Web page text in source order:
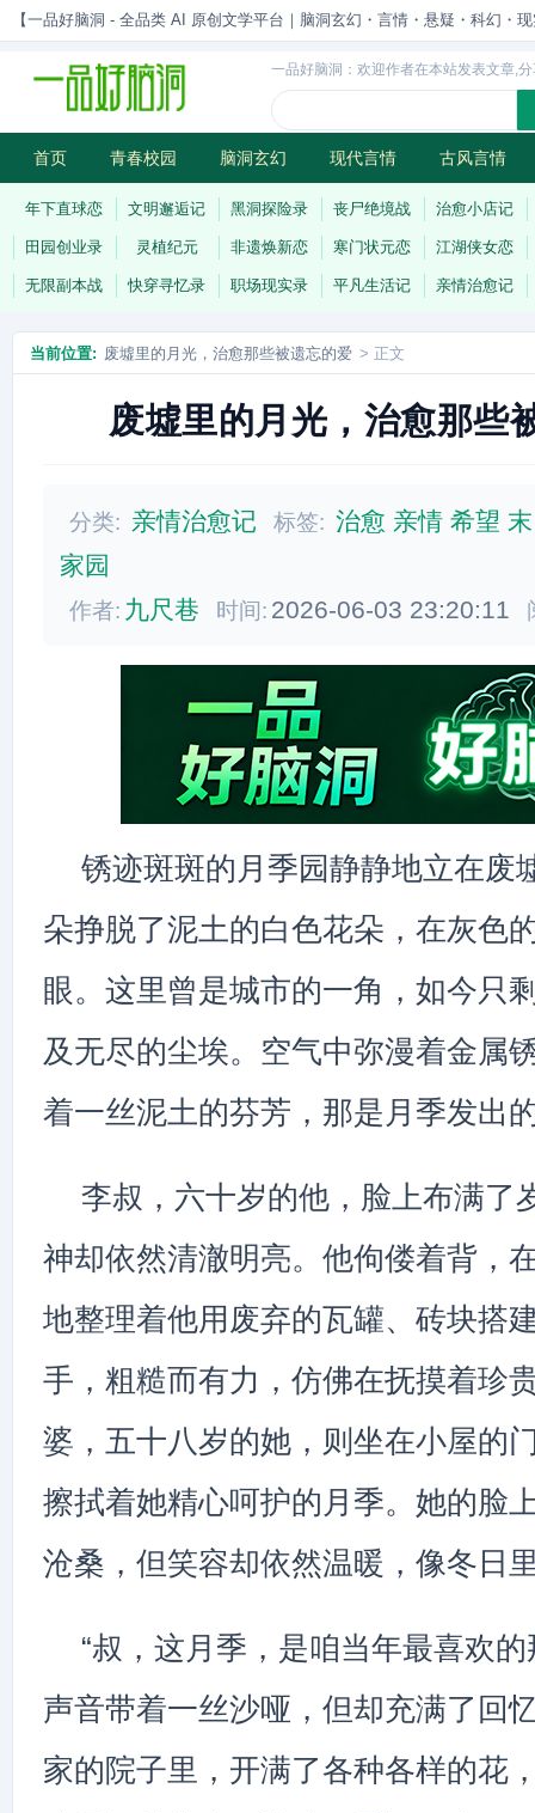
【一品好脑洞 - 全品类 AI 原创文学平台｜脑洞玄幻・言情・悬疑・科幻・
一品好脑洞：欢迎作者在本站发表文章,
首页 青春校园 脑洞玄幻 现代言情 古风言情
历史权谋 武侠江湖 灵异志怪 连载
年下直球恋 文明邂逅记 黑洞探险录 丧尸绝境战 治愈小店记
田园创业录 灵植纪元 非遗焕新恋 寒门状元恋 江湖侠女恋
无限副本战 快穿寻忆录 职场现实录 平凡生活记 亲情治愈记
当前位置: 废墟里的月光，治愈那些被遗忘的爱 > 正文
废墟里的月光，治愈那些
分类: 亲情治愈记 标签: 治愈 亲情 希望
家园
作者: 九尺巷 时间: 2026-06-03 23:20:11
锈迹斑斑的月季园静静地立在废
朵挣脱了泥土的白色花朵，在灰色
眼。这里曾是城市的一角，如今只
及无尽的尘埃。空气中弥漫着金属
着一丝泥土的芬芳，那是月季发出
李叔，六十岁的他，脸上布满了
神却依然清澈明亮。他佝偻着背，
地整理着他用废弃的瓦罐、砖块搭
手，粗糙而有力，仿佛在抚摸着珍
婆，五十八岁的她，则坐在小屋的
擦拭着她精心呵护的月季。她的脸
沧桑，但笑容却依然温暖，像冬日
“叔，这月季，是咱当年最喜欢
声音带着一丝沙哑，但却充满了回
家的院子里，开满了各种各样的花